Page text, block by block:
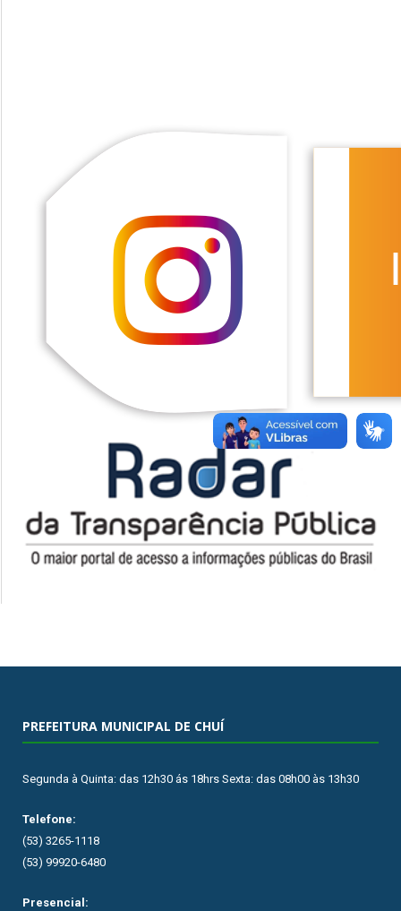
PREFEITURA MUNICIPAL DE CHUÍ
Segunda à Quinta: das 12h30 ás 18hrs Sexta: das 08h00 às 13h30
Telefone:
(53) 3265-1118
(53) 99920-6480
Presencial: